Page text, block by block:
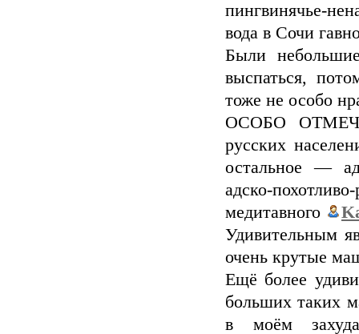
пингвинячье-
вода в Сочи
Были
выспаться,
тоже не особо
ОСОБО
русских
остальное —
адско-
медитавного
Удивительным
очень крутые
Ещё более
больших таких
в моём